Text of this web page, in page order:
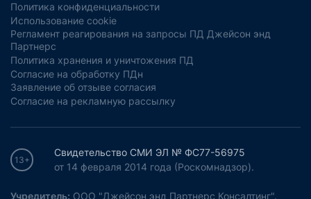
Политика конфиденциальности
Использование cookie
Регламент реагирования на запросы ПД Джейсон энд
Партнерс
Политика хранения и уничтожения ПД
Согласие на обработку ПДн
Заявление об отзыве согласия
Согласие на рекламную рассылку
13+
Свидетельство СМИ ЭЛ № ФС77-56975
от 14 февраля 2014 года (Роскомнадзор).
Учредитель: ООО "Джейсон энд Партнерс Консалтинг".